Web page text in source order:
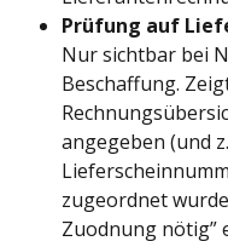
Prüfung auf
Nur sichtbar bei
Beschaffung.
angegeben (und
zugeordnet
Zuodnung nötig”